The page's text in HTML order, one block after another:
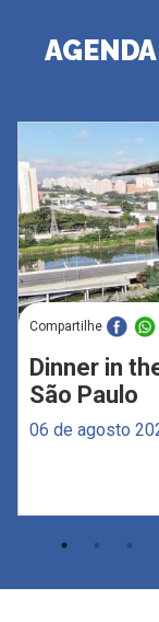
Compartilhe
Dinner in
São Paulo
06 de agosto